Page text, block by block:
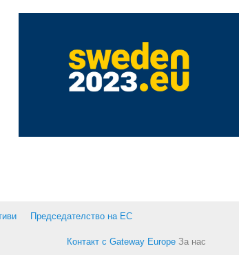
Председателство на ЕС
Контакт с Gateway Europe За нас